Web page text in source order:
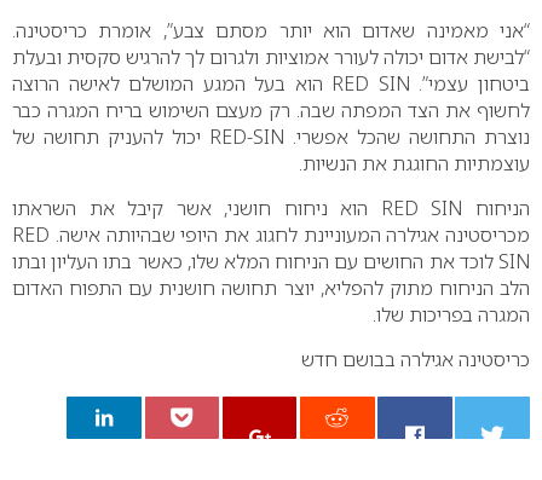
“אני מאמינה שאדום הוא יותר מסתם צבע”, אומרת כריסטינה.
“לבישת אדום יכולה לעורר אמוציות ולגרום לך להרגיש סקסית ובעלת
ביטחון עצמי”. RED SIN הוא בעל המגע המושלם לאישה הרוצה
לחשוף את הצד המפתה שבה. רק מעצם השימוש בריח המגרה כבר
נוצרת התחושה שהכל אפשרי. RED-SIN יכול להעניק תחושה של
עוצמתיות החוגגת את הנשיות.
הניחוח RED SIN הוא ניחוח חושני, אשר קיבל את השראתו
מכריסטינה אגילרה המעוניינת לחגוג את היופי שבהיותה אישה. RED
SIN לוכד את החושים עם הניחוח המלא שלו, כאשר בתו העליון ובתו
הלב הניחוח מתוק להפליא, יוצר תחושה חושנית עם התפוח האדום
המגרה בפריכות שלו.
כריסטינה אגילרה בבושם חדש